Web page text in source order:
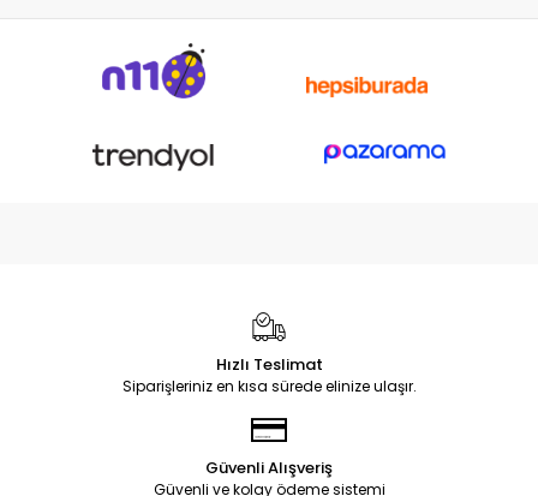
Soketi
Hızlı Teslimat
Siparişleriniz en kısa sürede elinize ulaşır.
Güvenli Alışveriş
Güvenli ve kolay ödeme sistemi